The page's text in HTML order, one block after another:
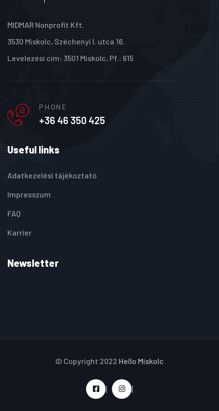
MIDMAR Nonprofit Kft.
3530 Miskolc, Széchenyi I. utca 16.
Levelezési cím: 3501 Miskolc, Pf.: 615
PHONE
+36 46 350 425
Useful links
Adatkezelési tájékoztató
Impresszum
FAQ
Karrier
Newsletter
© Copyright 2022 Hello Miskolc
| |